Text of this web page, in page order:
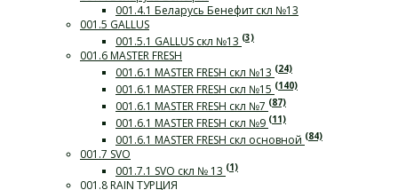
001.4.1 Беларусь Бенефит скл №13
001.5 GALLUS
001.5.1 GALLUS скл №13 (3)
001.6 MASTER FRESH
001.6.1 MASTER FRESH скл №13 (24)
001.6.1 MASTER FRESH скл №15 (140)
001.6.1 MASTER FRESH скл №7 (87)
001.6.1 MASTER FRESH скл №9 (11)
001.6.1 MASTER FRESH скл основной (84)
001.7 SVO
001.7.1 SVO скл № 13 (1)
001.8 RAIN ТУРЦИЯ